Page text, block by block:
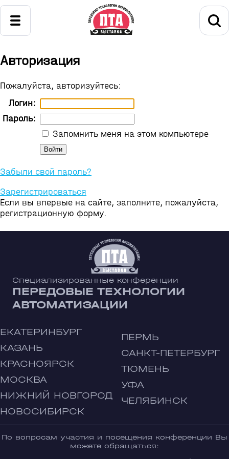
Авторизация
Пожалуйста, авторизуйтесь:
Логин:
Пароль:
Запомнить меня на этом компьютере
Забыли свой пароль?
Зарегистрироваться
Если вы впервые на сайте, заполните, пожалуйста,
регистрационную форму.
Специализированные конференции
ПЕРЕДОВЫЕ ТЕХНОЛОГИИ
АВТОМАТИЗАЦИИ
ЕКАТЕРИНБУРГ
КАЗАНЬ
КРАСНОЯРСК
МОСКВА
НИЖНИЙ НОВГОРОД
НОВОСИБИРСК
ПЕРМЬ
САНКТ-ПЕТЕРБУРГ
ТЮМЕНЬ
УФА
ЧЕЛЯБИНСК
По вопросам участия и посещения конференции Вы
можете обращаться: